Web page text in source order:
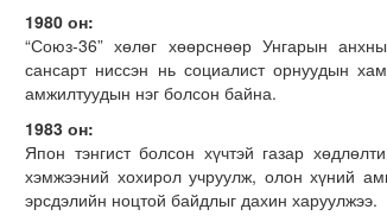
1980 он:
“Союз-36” хөлөг хөөрснөөр Унгарын
сансарт ниссэн нь социалист орнуудын
амжилтуудын нэг болсон байна.
1983 он:
Япон тэнгист болсон хүчтэй газар
хэмжээний хохирол учруулж, олон хүний
эрсдэлийн ноцтой байдлыг дахин харуулжээ.